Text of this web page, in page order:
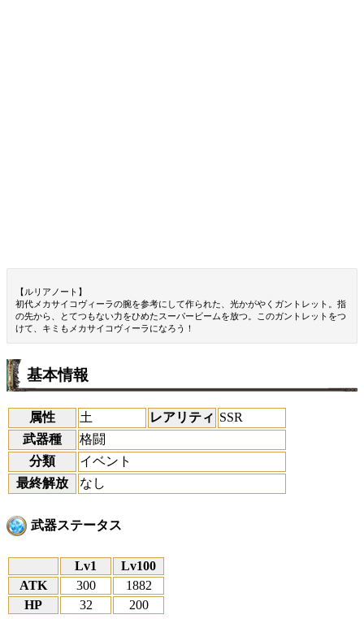
【ルリアノート】
初代メカサイコヴィーラの腕を参考にして作られた、光かがやくガントレット。指
の先から、とてつもない力をひめたスーパービームを放つ。このガントレットをつ
けて、キミもメカサイコヴィーラになろう！
基本情報
属性 土 レアリティ SSR
武器種
格闘
分類
イベント
最終解放
なし
武器ステータス
Lv1
Lv100
ATK
300
1882
HP
32 200